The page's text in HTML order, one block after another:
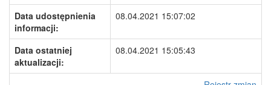
Data udostępnienia
informacji:
08.04.2021 15:07:02
Data ostatniej
aktualizacji:
08.04.2021 15:05:43